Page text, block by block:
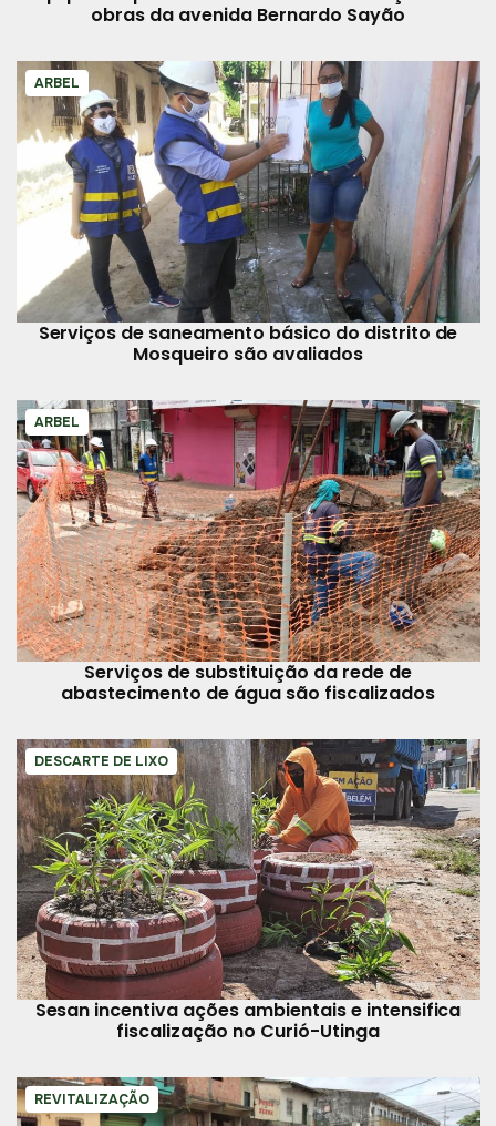
obras da avenida Bernardo Sayão
ARBEL
Serviços de saneamento básico do distrito de
Mosqueiro são avaliados
ARBEL
Serviços de substituição da rede de
abastecimento de água são fiscalizados
DESCARTE DE LIXO
Sesan incentiva ações ambientais e intensifica
fiscalização no Curió-Utinga
REVITALIZAÇÃO